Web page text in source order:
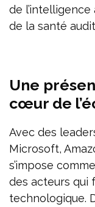
de
de la santé
Une
cœur de
Avec des
Microsoft,
s’impose
des acteurs qui
technologique.